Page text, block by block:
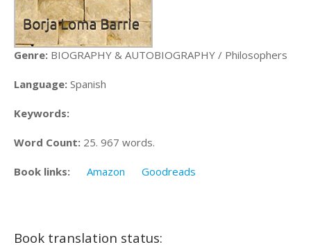
Genre: BIOGRAPHY & AUTOBIOGRAPHY / Philosophers
Language: Spanish
Keywords:
Word Count: 25. 967 words.
Book links: Amazon Goodreads
Book translation status: